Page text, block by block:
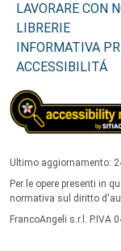
LAVORARE CON
LIBRERIE
INFORMATIVA
ACCESSIBILITÁ
Ultimo aggiornamento:
Per le opere presenti in
normativa sul diritto
FrancoAngeli s.r.l. P.IVA